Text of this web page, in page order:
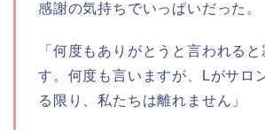
感謝の気持ちでいっぱいだった。
「何度もありがとうと言われると
す。何度も言いますが、Lがサロ
る限り、私たちは離れません」